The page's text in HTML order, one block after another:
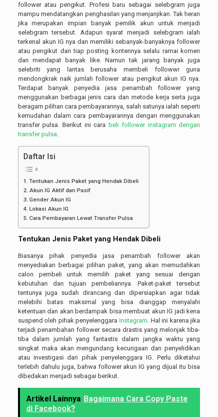
follower atau pengikut. Profesi baru sebagai selebgram juga
mampu mendatangkan penghasilan yang menjanjikan. Tak heran
jika merupakan impian banyak pemilik akun untuk menjadi
selebgram tersebut. Adapun syarat menjadi selebgram ialah
terkenal akun IG nya dan memiliki sebanyak-banyaknya follower
atau pengikut dan tiap posting kontennya selalu ramai komen
dan mendapat banyak like. Namun tak jarang banyak juga
selebriti yang lantas berusaha membeli followwr guna
mendongkrak naik jumlah follower atau pengikut akun IG nya.
Terdapat banyak penyedia jasa penambah follower yang
menggunakan berbagai jenis cara dan metode kerja serta juga
beragam pilihan cara pembayarannya, salah satunya ialah seperti
kemudahan dalam cara pembayarannya dengan menggunakan
transfer pulsa. Berikut ini cara beli follower instagram dengan
transfer pulsa
Daftar Isi
Tentukan Jenis Paket yang Hendak Dibeli
Akun IG Aktif dan Pasif
Gender Akun IG
Lokasi Akun IG
Cara Pembayaran Lewat Transfer Pulsa
Tentukan Jenis Paket yang Hendak Dibeli
Biasanya pihak penyedia jasa penambah follower akan
menyediakan berbagai pilihan paket, yang akan memudahkan
calon pembeli untuk memilih paket yang sesuai dengan
kebutuhan dan tujuan pembeliannya. Paket-paket tersebut
tentunya juga sudah dirancang dan dipersiapkan agar tidak
melebihi batas maksimal yang bisa dianggap menyalahi
ketentuan dan akan berdampak bisa membuat akun IG jadi kena
suspend oleh pihak penyelenggara Instagram . Hal ini karena jika
terjadi penambahan follower secara drastis yang melonjak tiba-
tiba dalam jumlah yang fantastis dalam jangka waktu yang
singkat maka akan mengundang kecurigaan dan penyelidikan
atau investigasi dari pihak penyelenggara IG. Perlu diketahui
terlebih dahulu juga, bahwa follower akun IG yang dijual itu bisa
dibedakan menjadi sebagai berikut.
Artikel Lainnya Bagaimana Cara Copy Paste
di Facebook?